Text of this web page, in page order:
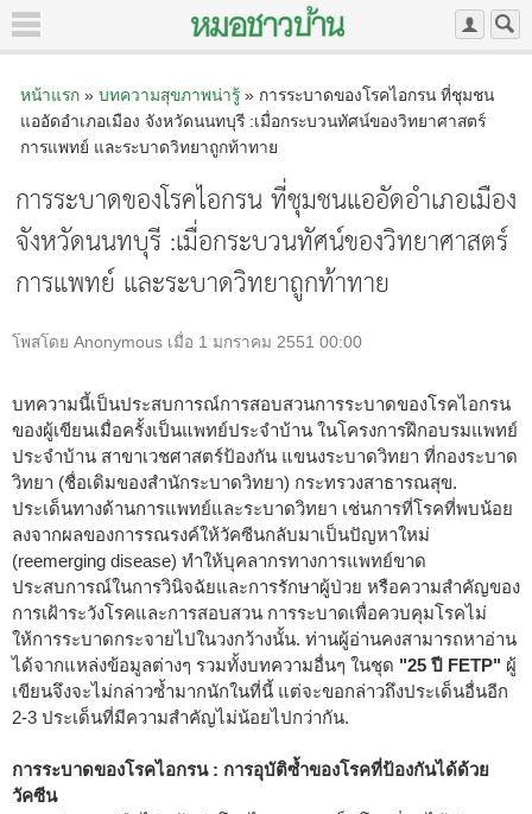
หน้าแรก» บทความสุขภาพน่ารู้» การระบาดของโรคไอกรน ที่ชุมชน
แออัดอำเภอเมือง จังหวัดนนทบุรี :เมื่อกระบวนทัศน์ของวิทยาศาสตร์
การแพทย์ และระบาดวิทยาถูกท้าทาย
การระบาดของโรคไอกรน ที่ชุมชนแออัดอำเภอเมือง
จังหวัดนนทบุรี :เมื่อกระบวนทัศน์ของวิทยาศาสตร์
การแพทย์ และระบาดวิทยาถูกท้าทาย
โพสโดย Anonymous เมื่อ 1 มกราคม 2551 00:00
บทความนี้เป็นประสบการณ์การสอบสวนการระบาดของโรคไอกรน
ของผู้เขียนเมื่อครั้งเป็นแพทย์ประจำบ้าน ในโครงการฝึกอบรมแพทย์
ประจำบ้าน สาขาเวชศาสตร์ป้องกัน แขนงระบาดวิทยา ที่กองระบาด
วิทยา (ชื่อเดิมของสำนักระบาดวิทยา) กระทรวงสาธารณสุข.
ประเด็นทางด้านการแพทย์และระบาดวิทยา เช่นการที่โรคที่พบน้อย
ลงจากผลของการรณรงค์ให้วัคซีนกลับมาเป็นปัญหาใหม่
(reemerging disease) ทำให้บุคลากรทางการแพทย์ขาด
ประสบการณ์ในการวินิจฉัยและการรักษาผู้ป่วย หรือความสำคัญของ
การเฝ้าระวังโรคและการสอบสวน การระบาดเพื่อควบคุมโรคไม่
ให้การระบาดกระจายไปในวงกว้างนั้น. ท่านผู้อ่านคงสามารถหาอ่าน
ได้จากแหล่งข้อมูลต่างๆ รวมทั้งบทความอื่นๆ ในชุด "25 ปี FETP" ผู้
เขียนจึงจะไม่กล่าวซ้ำมากนักในที่นี้ แต่จะขอกล่าวถึงประเด็นอื่นอีก
2-3 ประเด็นที่มีความสำคัญไม่น้อยไปกว่ากัน.
การระบาดของโรคไอกรน : การอุบัติซ้ำของโรคที่ป้องกันได้ด้วย
วัคซีน